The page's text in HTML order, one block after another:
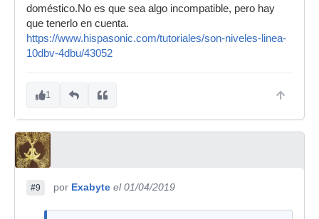
doméstico.No es que sea algo incompatible, pero hay
que tenerlo en cuenta.
https://www.hispasonic.com/tutoriales/son-niveles-linea-
10dbv-4dbu/43052
1
#9 por Exabyte el 01/04/2019